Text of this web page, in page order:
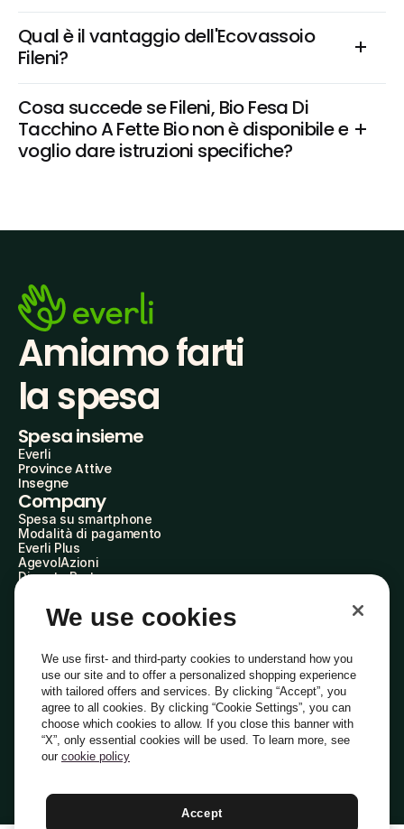
Qual è il vantaggio dell'Ecovassoio
Fileni?
Cosa succede se Fileni, Bio Fesa Di
Tacchino A Fette Bio non è disponibile e
voglio dare istruzioni specifiche?
Amiamo farti
la spesa
Spesa insieme
Everli
Province Attive
Insegne
Company
Spesa su smartphone
Modalità di pagamento
Everli Plus
AgevolAzioni
Diventa Partner
Everli Shoppers
About Us
Everli News
Domande frequenti
Lavora con noi
Diventa Shopper
Investitori
PrivacyCookiePreferenze Cookie
Termini e CondizioniCodice Etico
Indirizzo PEC: everli@pec.it - indirizzo DPO: dpo@everli.com
Italiano
We use cookies
We use first- and third-party cookies to understand how you
use our site and to offer a personalized shopping experience
with tailored offers and services. By clicking “Accept”, you
agree to all cookies. By clicking “Cookie Settings”, you can
choose which cookies to allow. If you close this banner with
“X”, only essential cookies will be used. To learn more, see
our cookie policy
Accept